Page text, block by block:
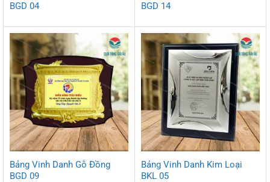
BGD 04 BGD 14
Bảng Vinh Danh Gỗ Đồng
BGD 09
Bảng Vinh Danh Kim Loại
BKL 05